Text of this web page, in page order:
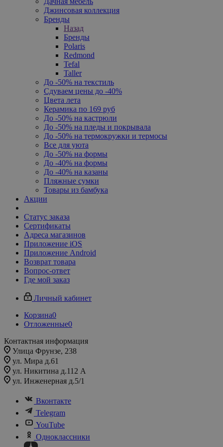
Джинсовая коллекция
Бренды
Назад
Бренды
Polaris
Redmond
Tefal
Taller
До -50% на текстиль
Сдуваем цены до -40%
Цвета лета
Керамика по 169 руб
До -50% на кастрюли
До -50% на пледы и покрывала
До -50% на термокружки и термосы
Все для уюта
До -50% на формы
До -40% на формы
До -40% на казаны
Пляжные сумки
Товары из бамбука
Акции
Статус заказа
Сертификаты
Адреса магазинов
Приложение iOS
Приложение Android
Возврат товара
Вопрос-ответ
Где мой заказ
Личный кабинет
Корзина0
Отложенные0
Контактная информация
Улица Фрунзе, 238​
ул. Мира д.61
ул. Никитина д.112 А
ул. Инженерная д.5/1
Вконтакте
Telegram
YouTube
Одноклассники